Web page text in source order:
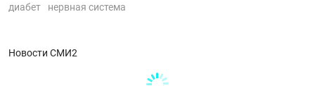
диабет нервная система
Новости СМИ2